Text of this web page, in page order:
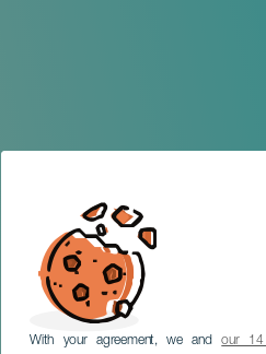
With your agreement, we andour 14